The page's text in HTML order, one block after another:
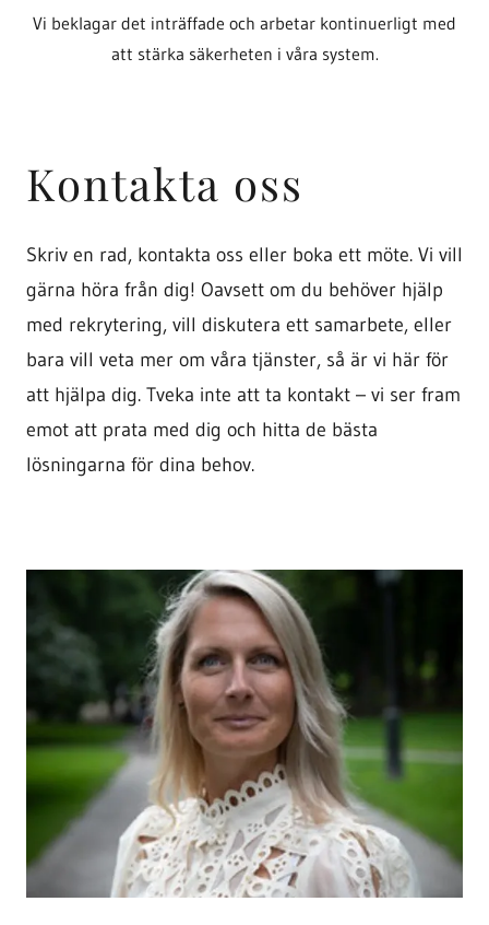
Vi beklagar det inträffade och arbetar kontinuerligt med
att stärka säkerheten i våra system.
Kontakta oss
Skriv en rad, kontakta oss eller boka ett möte. Vi vill
gärna höra från dig! Oavsett om du behöver hjälp
med rekrytering, vill diskutera ett samarbete, eller
bara vill veta mer om våra tjänster, så är vi här för
att hjälpa dig. Tveka inte att ta kontakt – vi ser fram
emot att prata med dig och hitta de bästa
lösningarna för dina behov.